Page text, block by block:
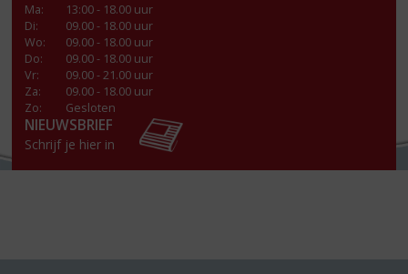
Ma:
13:00 - 18.00 uur
Di:
09.00 - 18.00 uur
Wo:
09.00 - 18.00 uur
Do:
09.00 - 18.00 uur
Vr:
09.00 - 21.00 uur
Za:
09.00 - 18.00 uur
Zo:
Gesloten
NIEUWSBRIEF
Schrijf je hier in